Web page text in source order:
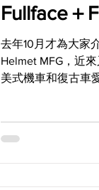
Fullface＋
去年10月才為大家
Helmet MFG，近
美式機車和復古車